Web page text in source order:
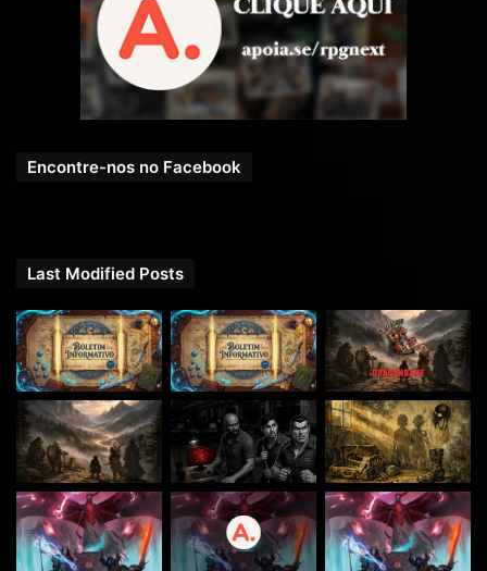
Acesse nossos conteúdos
antecipados e exclusivos pelo
APP do Apoia-se
Disponível para Android e iOS!
Google Play:https://play.google.com/store/apps/details?
Encontre-nos no Facebook
Last Modified Posts